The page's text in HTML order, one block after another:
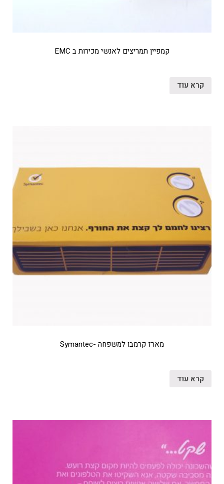
קמפיין תמריצים לאנשי מכירות ב EMC
קרא עוד
מארז קרמבו למשפחה -Symantec
קרא עוד